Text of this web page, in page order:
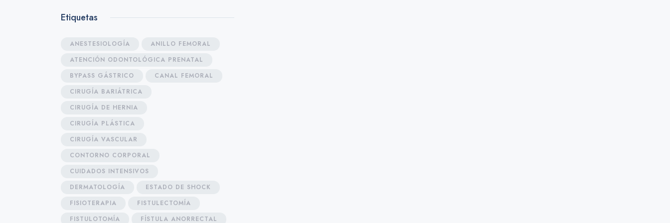
Etiquetas
ANESTESIOLOGÍA
ANILLO FEMORAL
ATENCIÓN ODONTOLÓGICA PRENATAL
BYPASS GÁSTRICO
CANAL FEMORAL
CIRUGÍA BARIÁTRICA
CIRUGÍA DE HERNIA
CIRUGÍA PLÁSTICA
CIRUGÍA VASCULAR
CONTORNO CORPORAL
CUIDADOS INTENSIVOS
DERMATOLOGÍA
ESTADO DE SHOCK
FISIOTERAPIA
FISTULECTOMÍA
FISTULOTOMÍA
FÍSTULA ANORRECTAL